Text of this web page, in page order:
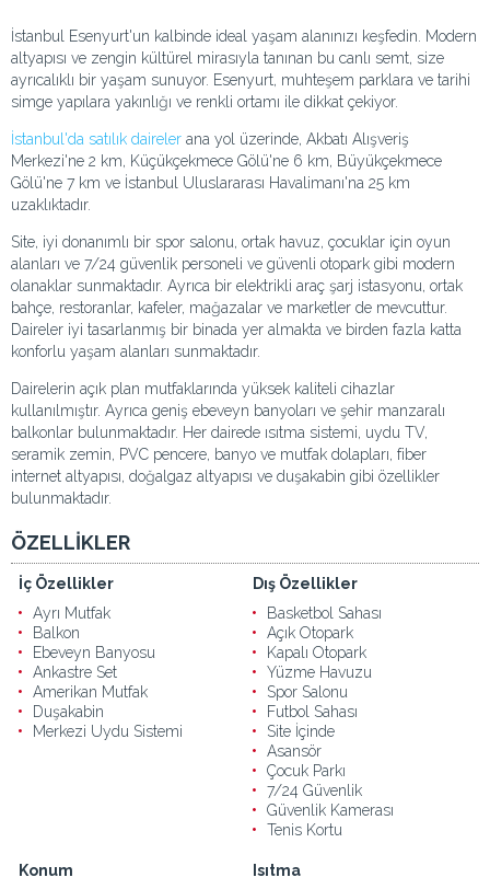
İstanbul Esenyurt'un kalbinde ideal yaşam alanınızı keşfedin. Modern
altyapısı ve zengin kültürel mirasıyla tanınan bu canlı semt, size
ayrıcalıklı bir yaşam sunuyor. Esenyurt, muhteşem parklara ve tarihi
simge yapılara yakınlığı ve renkli ortamı ile dikkat çekiyor.
İstanbul'da satılık daireler ana yol üzerinde, Akbatı Alışveriş
Merkezi'ne 2 km, Küçükçekmece Gölü'ne 6 km, Büyükçekmece
Gölü'ne 7 km ve İstanbul Uluslararası Havalimanı'na 25 km
uzaklıktadır.
Site, iyi donanımlı bir spor salonu, ortak havuz, çocuklar için oyun
alanları ve 7/24 güvenlik personeli ve güvenli otopark gibi modern
olanaklar sunmaktadır. Ayrıca bir elektrikli araç şarj istasyonu, ortak
bahçe, restoranlar, kafeler, mağazalar ve marketler de mevcuttur.
Daireler iyi tasarlanmış bir binada yer almakta ve birden fazla katta
konforlu yaşam alanları sunmaktadır.
Dairelerin açık plan mutfaklarında yüksek kaliteli cihazlar
kullanılmıştır. Ayrıca geniş ebeveyn banyoları ve şehir manzaralı
balkonlar bulunmaktadır. Her dairede ısıtma sistemi, uydu TV,
seramik zemin, PVC pencere, banyo ve mutfak dolapları, fiber
internet altyapısı, doğalgaz altyapısı ve duşakabin gibi özellikler
bulunmaktadır.
ÖZELLİKLER
İç Özellikler
Ayrı Mutfak
Balkon
Ebeveyn Banyosu
Ankastre Set
Amerikan Mutfak
Duşakabin
Merkezi Uydu Sistemi
Dış Özellikler
Basketbol Sahası
Açık Otopark
Kapalı Otopark
Yüzme Havuzu
Spor Salonu
Futbol Sahası
Site İçinde
Asansör
Çocuk Parkı
7/24 Güvenlik
Güvenlik Kamerası
Tenis Kortu
Konum
Isıtma